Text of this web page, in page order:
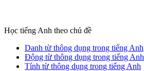
Học tiếng Anh theo chủ đề
Danh từ thông dụng trong tiếng Anh
Động từ thông dụng trong tiếng Anh
Tính từ thông dụng trong tiếng Anh